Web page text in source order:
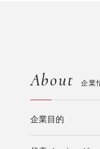
About 企業
企業目的